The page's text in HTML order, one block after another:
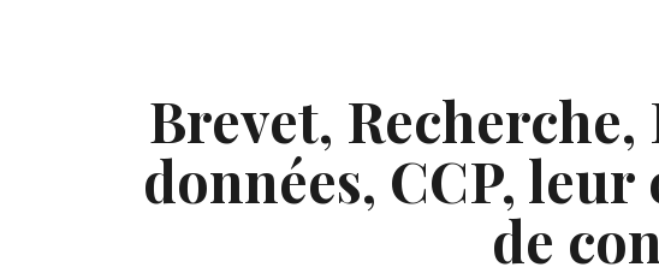
Brevet,
données, CCP,
de